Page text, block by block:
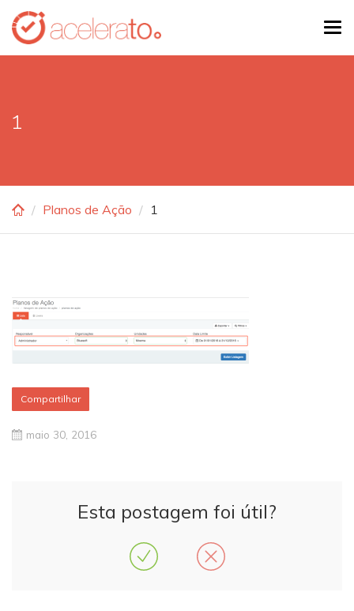
Skip
main
1
Planos de Ação 1
Compartilhar
maio 30, 2016
Esta postagem foi útil?